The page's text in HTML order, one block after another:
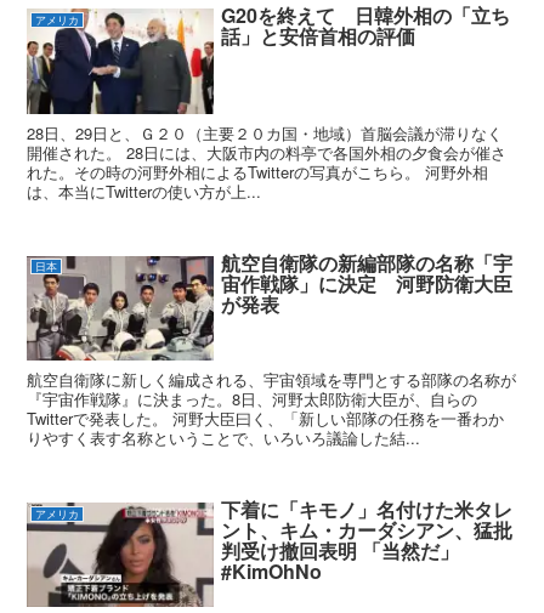
アメリカ G20を終えて 日韓外相の「立ち
話」と安倍首相の評価
28日、29日と、Ｇ２０（主要２０カ国・地域）首脳会議が滞りなく
開催された。 28日には、大阪市内の料亭で各国外相の夕食会が催さ
れた。その時の河野外相によるTwitterの写真がこちら。 河野外相
は、本当にTwitterの使い方が上...
日本 航空自衛隊の新編部隊の名称「宇
宙作戦隊」に決定 河野防衛大臣
が発表
航空自衛隊に新しく編成される、宇宙領域を専門とする部隊の名称が
『宇宙作戦隊』に決まった。8日、河野太郎防衛大臣が、自らの
Twitterで発表した。 河野大臣曰く、「新しい部隊の任務を一番わか
りやすく表す名称ということで、いろいろ議論した結...
アメリカ 下着に「キモノ」名付けた米タレ
ント、キム・カーダシアン、猛批
判受け撤回表明 「当然だ」
#KimOhNo